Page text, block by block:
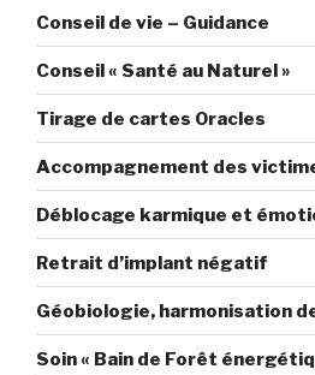
Conseil de vie – Guidance
Conseil « Santé au Naturel »
Tirage de cartes Oracles
Accompagnement des
Déblocage karmique et
Retrait d’implant négatif
Géobiologie, harmonisation
Soin « Bain de Forêt